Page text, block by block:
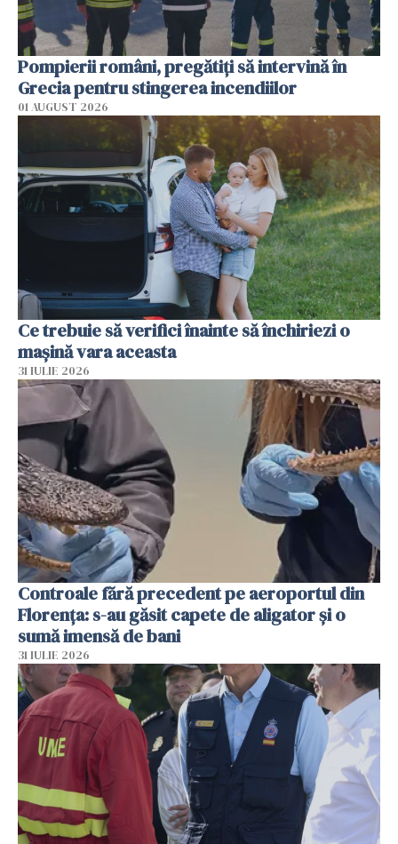
Pompierii români, pregătiţi să intervină în
Grecia pentru stingerea incendiilor
01 AUGUST 2026
Ce trebuie să verifici înainte să închiriezi o
mașină vara aceasta
31 IULIE 2026
Controale fără precedent pe aeroportul din
Florența: s-au găsit capete de aligator și o
sumă imensă de bani
31 IULIE 2026